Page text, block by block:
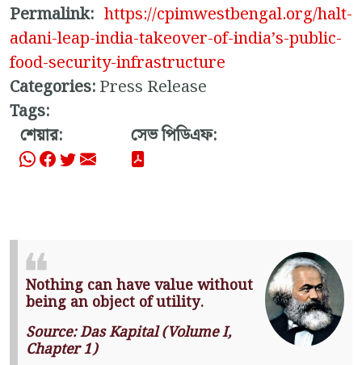
Permalink: https://cpimwestbengal.org/halt-
adani-leap-india-takeover-of-india’s-public-
food-security-infrastructure
Categories:Press Release
Tags:
শেয়ার:
সেভ পিডিএফ:
Nothing can have value without
being an object of utility.
Source: Das Kapital (Volume I,
Chapter 1)